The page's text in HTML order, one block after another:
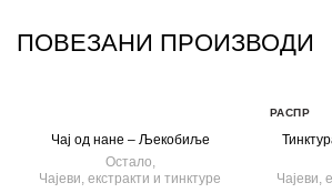
ПОВЕЗАНИ ПРОИЗВОДИ
Чај од нане – Љекобиље
Остало,
Чајеви, екстракти и тинктуре
РАСПР
О
Чајеви,